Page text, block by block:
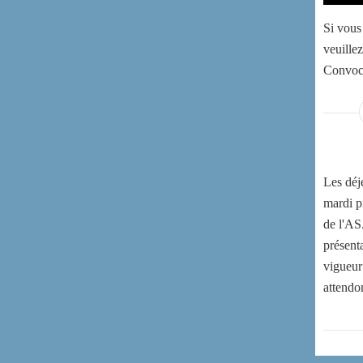
Si
Les
mardi
de